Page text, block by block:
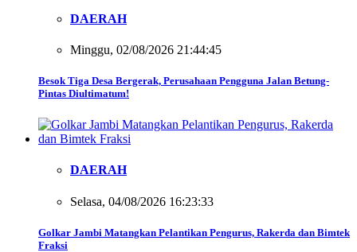
DAERAH
Minggu, 02/08/2026 21:44:45
Besok Tiga Desa Bergerak, Perusahaan Pengguna Jalan Betung-
Pintas Diultimatum!
DAERAH
Selasa, 04/08/2026 16:23:33
Golkar Jambi Matangkan Pelantikan Pengurus, Rakerda dan Bimtek
Fraksi